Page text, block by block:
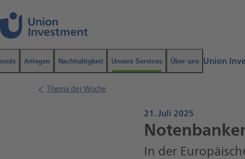
Navigation
InhaltAnlegen Nachhaltigkeit Unsere Services Über uns Union
Thema der Woche
21. Juli 2025
In der